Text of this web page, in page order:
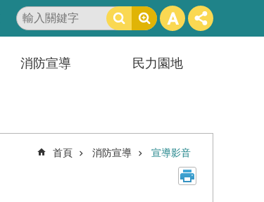
搜
尋
消防宣導 民力園地
首頁 消防宣導 宣導影音